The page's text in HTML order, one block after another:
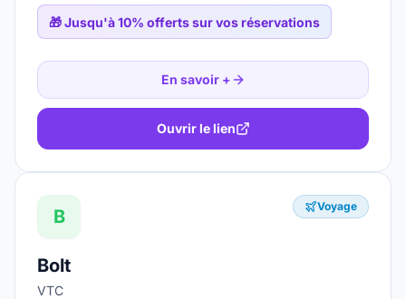
🎁Jusqu'à 10% offerts sur vos réservations
En savoir +
Ouvrir le lien
B Voyage
Bolt
VTC